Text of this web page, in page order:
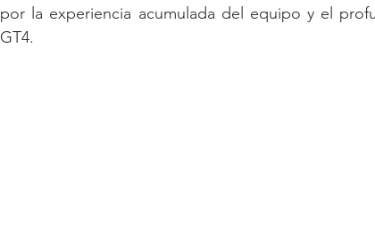
por la experiencia acumulada del equipo y el
GT4.